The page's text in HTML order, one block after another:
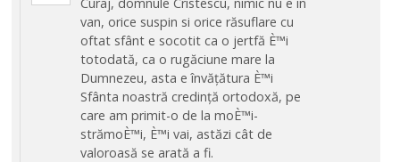
van, orice suspin si orice răsuflare cu
oftat sfânt e socotit ca o jertfă È™i
totodată, ca o rugăciune mare la
Dumnezeu, asta e învățătura È™i
Sfânta noastră credință ortodoxă, pe
care am primit-o de la moÈ™i-
strămoÈ™i, È™i vai, astăzi cât de
valoroasă se arată a fi.